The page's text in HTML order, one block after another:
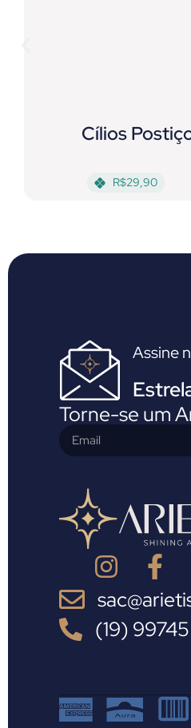
Cílios
R$29,90
Assine
Torne-se um
(19)